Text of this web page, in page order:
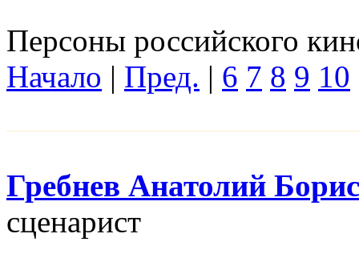
Персоны российского
Начало | Пред. | 6 7 8 9 10
Гребнев Анатолий
сценарист